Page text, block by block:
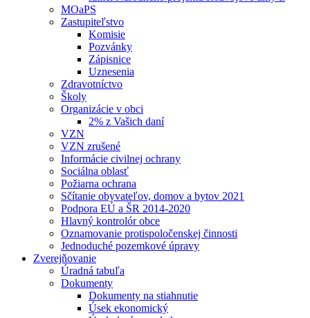
MOaPS
Zastupiteľstvo
Komisie
Pozvánky
Zápisnice
Uznesenia
Zdravotníctvo
Školy
Organizácie v obci
2% z Vašich daní
VZN
VZN zrušené
Informácie civilnej ochrany
Sociálna oblasť
Požiarna ochrana
Sčítanie obyvateľov, domov a bytov 2021
Podpora EÚ a ŠR 2014-2020
Hlavný kontrolór obce
Oznamovanie protispoločenskej činnosti
Jednoduché pozemkové úpravy
Zverejňovanie
Úradná tabuľa
Dokumenty
Dokumenty na stiahnutie
Úsek ekonomický